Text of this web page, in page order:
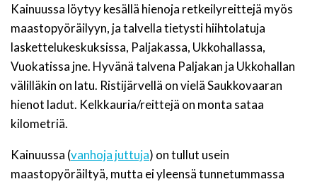
Kainuussa löytyy kesällä hienoja retkeilyreittejä myös
maastopyöräilyyn, ja talvella tietysti hiihtolatuja
laskettelukeskuksissa, Paljakassa, Ukkohallassa,
Vuokatissa jne. Hyvänä talvena Paljakan ja Ukkohallan
välilläkin on latu. Ristijärvellä on vielä Saukkovaaran
hienot ladut. Kelkkauria/reittejä on monta sataa
kilometriä.
Kainuussa (vanhoja juttuja) on tullut usein
maastopyöräiltyä, mutta ei yleensä tunnetummassa